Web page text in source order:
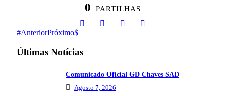
0 PARTILHAS
AnteriorPróximo
Últimas Notícias
Comunicado Oficial GD Chaves SAD
Agosto 7, 2026